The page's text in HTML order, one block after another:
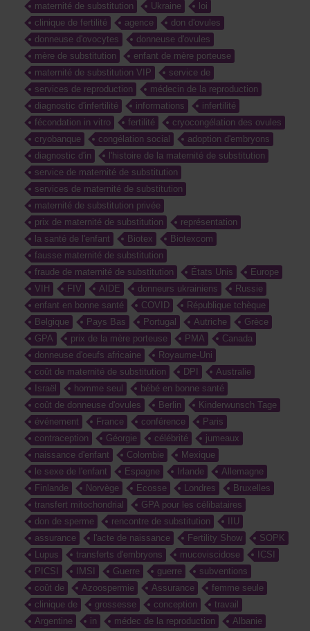
maternité de substitution Ukraine
loi
clinique de fertilité
agence
don d'ovules
donneuse d'ovocytes
donneuse d'ovules
mère de substitution
enfant de mère porteuse
maternité de substitution VIP
service de
services de reproduction
médecin de la reproduction
diagnostic d'infertilité
informations
infertilité
fécondation in vitro
fertilité
cryocongélation des ovules
cryobanque
congélation social
adoption d'embryons
diagnostic d'in
l'histoire de la maternité de substitution
service de maternité de substitution
services de maternité de substitution
maternité de substitution privée
prix de maternité de substitution
représentation
la santé de l'enfant
Biotex
Biotexcom
fausse maternité de substitution
fraude de maternité de substitution
États Unis
Europe
VIH
FIV AIDE donneurs ukrainiens
Russie
enfant en bonne santé
COVID
République tchèque
Belgique
Pays Bas Portugal Autriche
Grèce
GPA
prix de la mère porteuse PMA
Canada
donneuse d'oeufs africaine
Royaume-Uni
coût de maternité de substitution
DPI
Australie
Israël
homme seul
bébé en bonne santé
coût de donneuse d'ovules
Berlin
Kinderwunsch Tage
événement
France conférence
Paris
contraception
Géorgie célébrité
jumeaux
naissance d'enfant
Colombie
Mexique
le sexe de l'enfant
Espagne Irlande
Allemagne
Finlande
Norvège Ecosse Londres
Bruxelles
transfert mitochondrial
GPA pour les célibataires
don de sperme
rencontre de substitution
IIU
assurance
l'acte de naissance Fertility Show
SOPK
Lupus
transferts d'embryons mucoviscidose
ICSI
PICSI
IMSI Guerre guerre
subventions
coût de
Azoospermie Assurance
femme seule
clinique de
grossesse conception
travail
Argentine
in médec de la reproduction
Albanie